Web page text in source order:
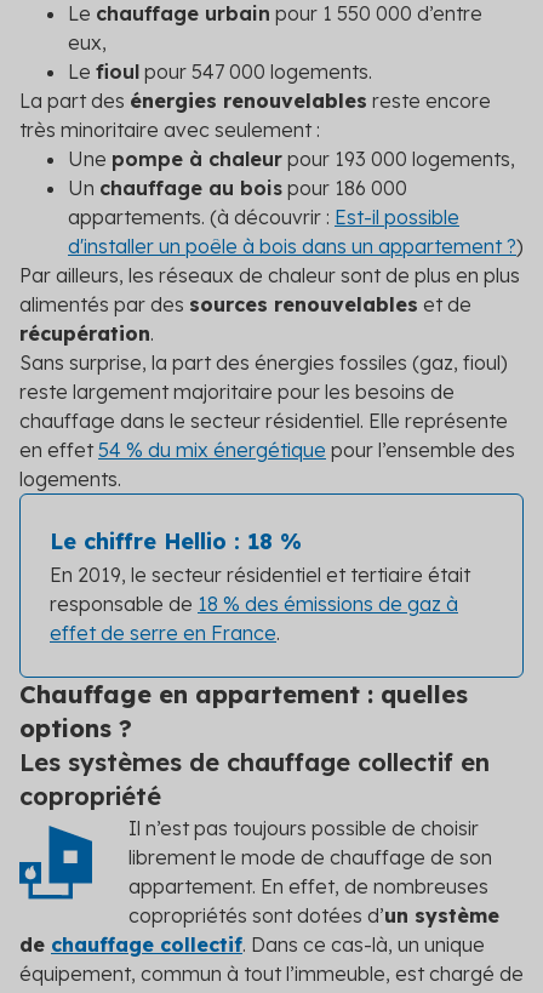
Le chauffage urbain pour 1 550 000 d’entre
eux,
Le fioul pour 547 000 logements.
La part des énergies renouvelables reste encore
très minoritaire avec seulement :
Une pompe à chaleur pour 193 000 logements,
Un chauffage au bois pour 186 000
appartements. (à découvrir : Est-il possible
d'installer un poêle à bois dans un appartement ?)
Par ailleurs, les réseaux de chaleur sont de plus en plus
alimentés par des sources renouvelables et de
récupération.
Sans surprise, la part des énergies fossiles (gaz, fioul)
reste largement majoritaire pour les besoins de
chauffage dans le secteur résidentiel. Elle représente
en effet 54 % du mix énergétique pour l’ensemble des
logements.
Le chiffre Hellio : 18 %
En 2019, le secteur résidentiel et tertiaire était
responsable de 18 % des émissions de gaz à
effet de serre en France.
Chauffage en appartement : quelles
options ?
Les systèmes de chauffage collectif en
copropriété
Il n’est pas toujours possible de choisir
librement le mode de chauffage de son
appartement. En effet, de nombreuses
copropriétés sont dotées d’un système
de chauffage collectif. Dans ce cas-là, un unique
équipement, commun à tout l’immeuble, est chargé de